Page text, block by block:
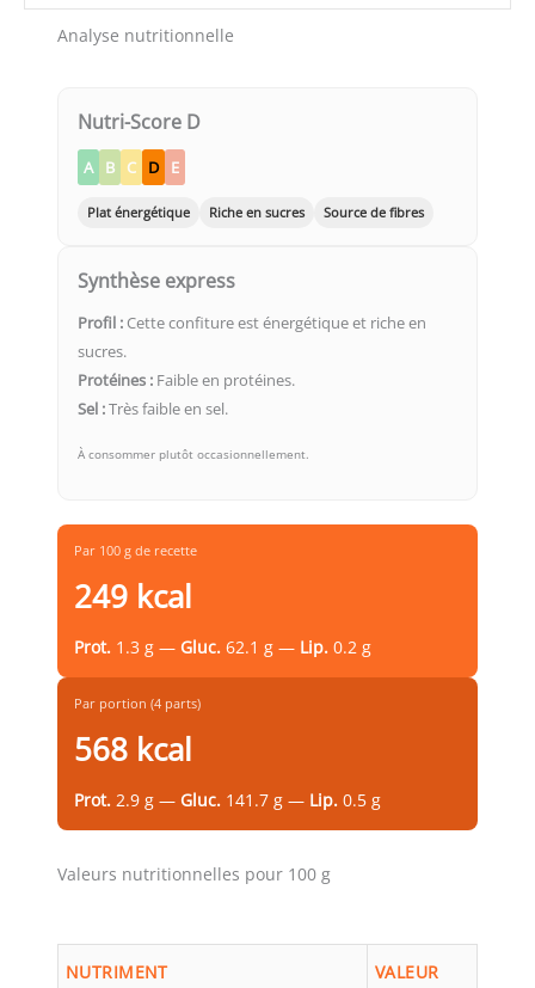
Analyse nutritionnelle
Nutri-Score D
A B C D E
Plat énergétique Riche en sucres Source de fibres
Synthèse express
Profil : Cette confiture est énergétique et riche en
sucres.
Protéines : Faible en protéines.
Sel :Très faible en sel.
À consommer plutôt occasionnellement.
Par 100 g de recette
249 kcal
Prot. 1.3 g — Gluc. 62.1 g — Lip. 0.2 g
Par portion (4 parts)
568 kcal
Prot. 2.9 g — Gluc. 141.7 g — Lip. 0.5 g
Valeurs nutritionnelles pour 100 g
NUTRIMENT VALEUR